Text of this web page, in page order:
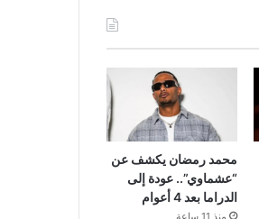
محمد رمضان يكشف عن
“عشماوي”.. عودة إلى
الدراما بعد 4 أعوام
منذ 11 ساعة